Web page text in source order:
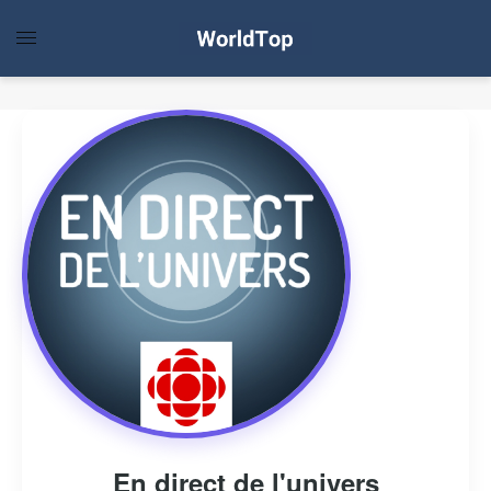
En direct de l'univers